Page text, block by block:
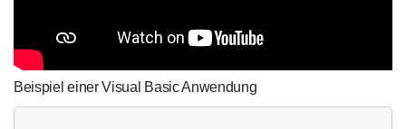
Beispiel einer Visual Basic Anwendung